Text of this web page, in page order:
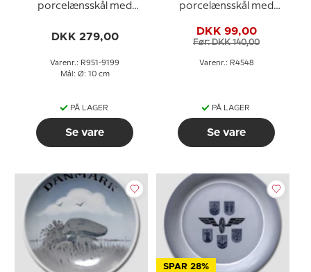
porcelænsskål med
DKK 279,00
Varenr.: R951-9199
Mål: Ø: 10 cm
PÅ LAGER
Se vare
porcelænsskål med
DKK 99,00
Før: DKK 140,00
Varenr.: R4548
PÅ LAGER
Se vare
SPAR 28%